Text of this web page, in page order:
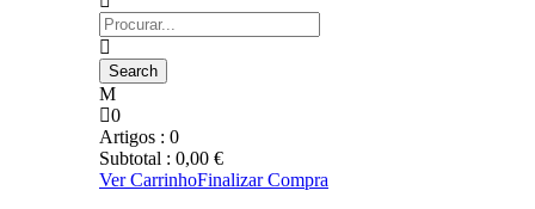
0
Artigos : 0
Subtotal : 0,00 €
Ver CarrinhoFinalizar Compra